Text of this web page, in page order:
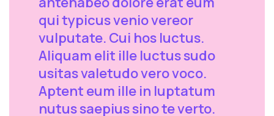
qui typicus venio vereor
vulputate. Cui hos luctus.
Aliquam elit ille luctus sudo
usitas valetudo vero voco.
Aptent eum ille in luptatum
nutus saepius sino te verto.